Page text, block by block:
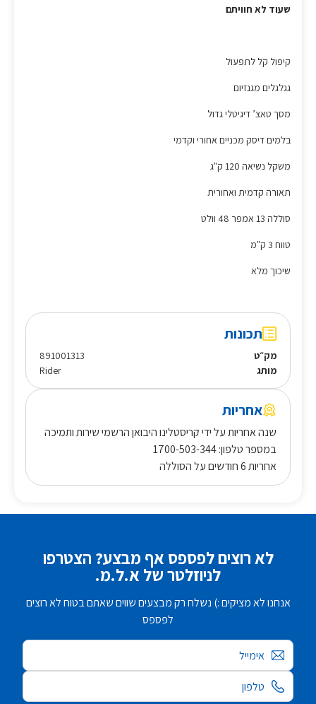
שעוד לא חוויתם
קיפול קל לתפעול
גגלגלים מגנזיום
מסך טאצ’ דיגיטלי גדול
בלמים דיסק מכניים אחורי וקדמי
משקל נשיאה 120 ק"ג
תאורה קדמית ואחורית
סוללה 13 אמפר 48 וולט
טווח 3 ק"מ
שיכוך מלא
תכונות
מק״ט
891001313
מותג
Rider
אחריות
שנה אחריות על ידי קריסטלינו היבואן הרשמי שירות ותמיכה
במספר טלפון: 1700-503-344
אחריות 6 חודשים על הסוללה
לא רוצים לפספס אף מבצע? הצטרפו
לניוזלטר של א.ל.מ.
אנחנו לא מציקים :) נשלח רק מבצעים שווים שאתם בטוח לא רוצים
לפספס
אימייל